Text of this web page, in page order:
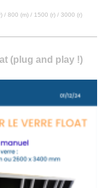
/ 800 (m) / 1500 (r) / 3000 (r)
(plug and play !)